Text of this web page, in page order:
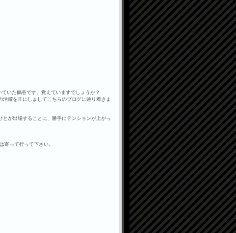
いた鶴谷です。覚えていますでしょうか？
躍を耳にしましてこちらのブログに辿り着きま
が出場することに、勝手にテンションが上がっ
寄って行って下さい。